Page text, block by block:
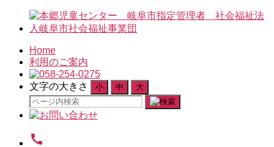
Home
利用のご案内
文字の大きさ 小 中 大
検
索
象:
call